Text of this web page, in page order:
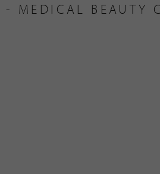
MEDICAL BEAUTY